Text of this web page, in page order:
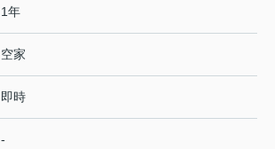
1年
空家
即時
-